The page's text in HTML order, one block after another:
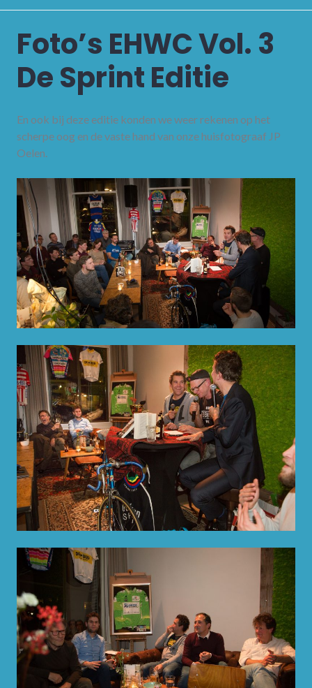
Foto’s EHWC Vol. 3
De Sprint Editie
En ook bij deze editie konden we weer rekenen op het
scherpe oog en de vaste hand van onze huisfotograaf JP
Oelen.